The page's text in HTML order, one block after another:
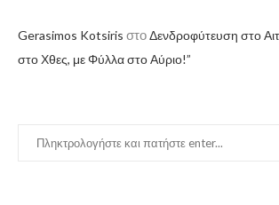
Gerasimos Kotsiris στοΔενδροφύτευση στο
στο Χθες, με Φύλλα στο Αύριο!”